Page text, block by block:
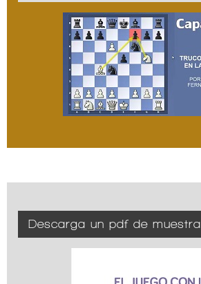
Descarga un pdf de muestra